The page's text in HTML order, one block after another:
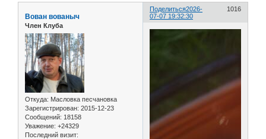
Поделиться 1016
2026-
07-07 19:32:30
Вован вованыч
Член Клуба
Откуда: Масловка песчановка
Зарегистрирован: 2015-12-23
Сообщений: 18158
Уважение: +24329
Последний визит: